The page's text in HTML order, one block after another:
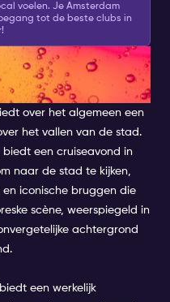
voelen. Je Amsterdam
tot de beste clubs in
over het algemeen een
het vallen van de stad.
een cruiseavond in
naar de stad te kijken,
iconische bruggen die
scène, weerspiegeld in
achtergrond
een werkelijk